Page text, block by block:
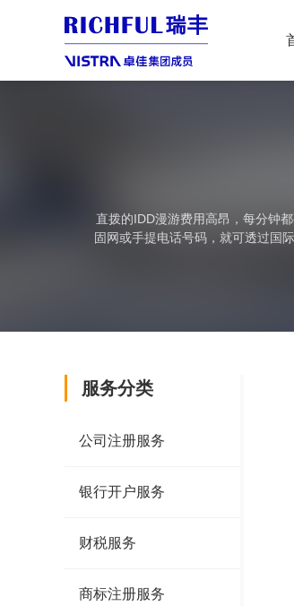
直拨的IDD漫游费用高昂，每分钟
固网或手提电话号码，就可透过国
服务分类
公司注册服务
银行开户服务
财税服务
商标注册服务